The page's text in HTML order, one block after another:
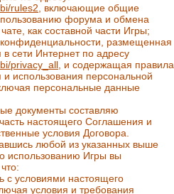
rules2 , включающие общие
форума и обмена
как составной части Игры;
размещенная
в сети Интернет по адресу
privacy_all , и содержащая правила
и использования персональной
персональные данные
документы составляю
настоящего Соглашения и
условия Договора.
любой из указанных выше
использованию Игры вы
с условиями настоящего
условия и требования